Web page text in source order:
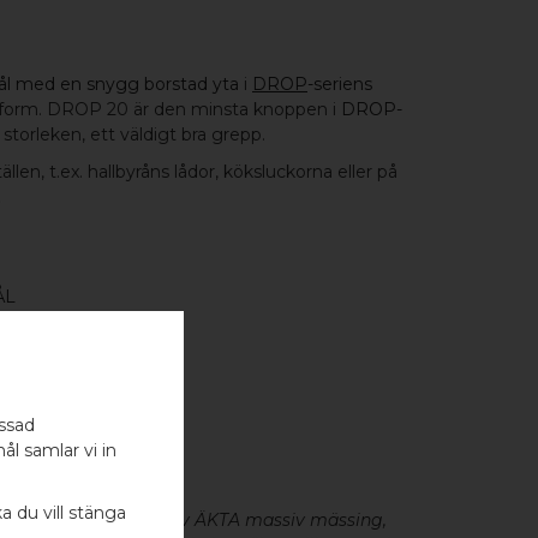
med en snygg borstad yta i DROP-seriens
DROP 20 är den minsta knoppen i DROP-
ett väldigt bra grepp.
t.ex. hallbyråns lådor, köksluckorna eller på
- 1 ST
är tillverkade av ÄKTA massiv mässing,
samlar vi in
du vill stänga